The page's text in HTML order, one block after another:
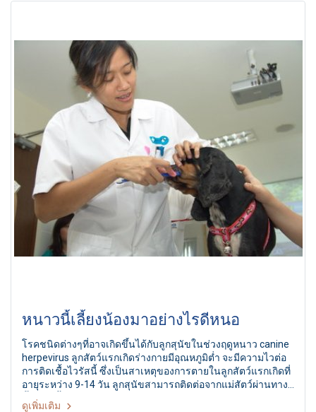
หนาวนี้เลี้ยงน้องมาอย่างไรดีหนอ
โรคชนิดต่างๆที่อาจเกิดขึ้นได้กับลูกสุนัขในช่วงฤดูหนาว canine
herpevirus ลูกสัตว์แรกเกิดร่างกายมีอุณหภูมิต่ำ จะมีความไวต่อ
การติดเชื้อไวรัสนี้ ซึ่งเป็นสาเหตุของการตายในลูกสัตว์แรกเกิดที่
อายุระหว่าง 9-14 วัน ลูกสุนัขสามารถติดต่อจากแม่สัตว์ผ่านทาง
น้ำลาย น้ำจากช่องคลอด จะมีอาการกระวนกระวาย ร้องตลอด
ดูเพิ่มเติม